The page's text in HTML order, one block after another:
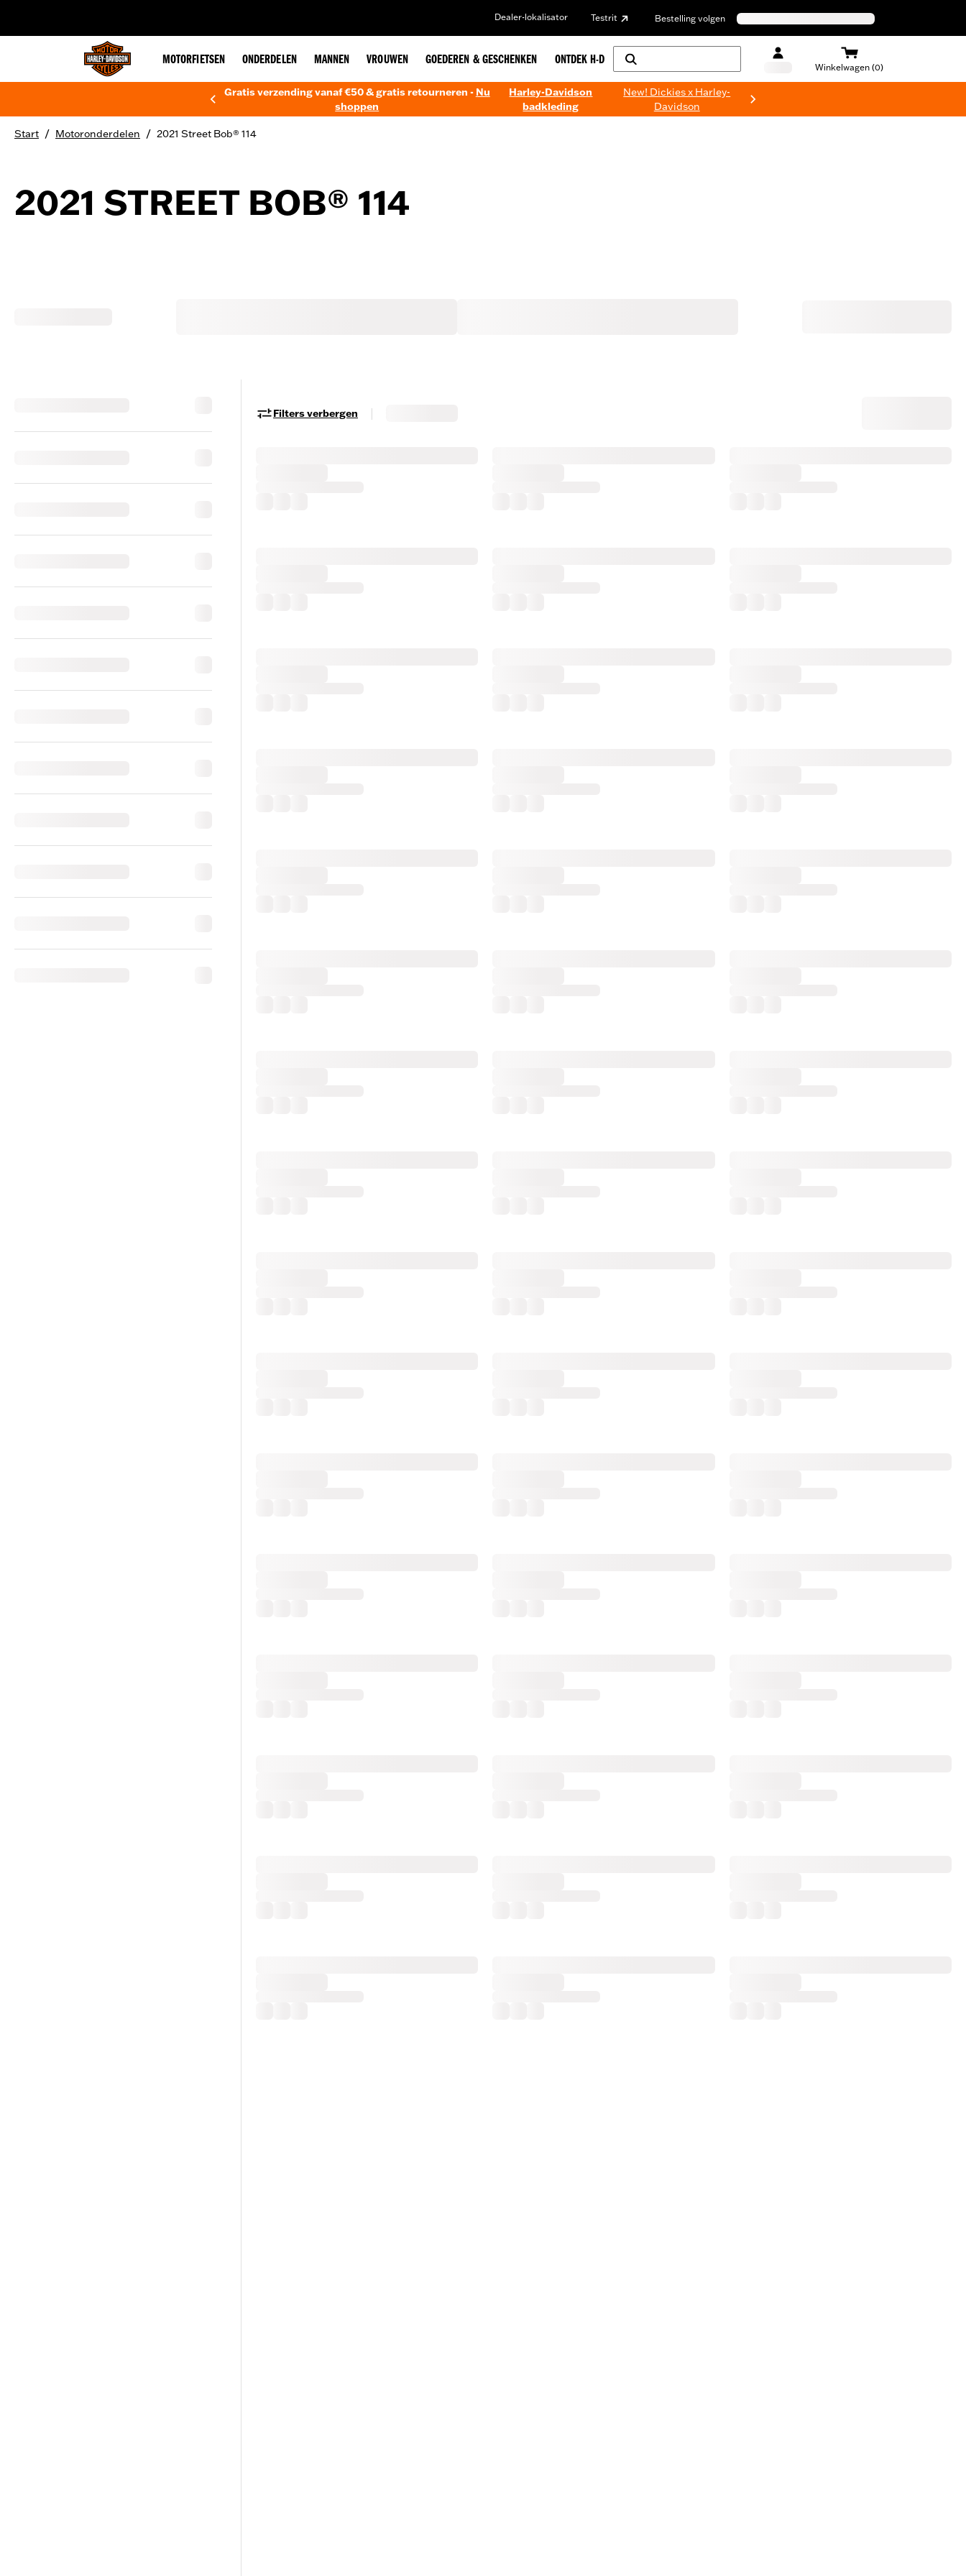
Dealer-lokalisator Testrit Bestelling volgen
MOTORFIETSEN ONDERDELEN MANNEN VROUWEN GOEDEREN & GESCHENKEN ONTDEK H-D
Winkelwagen (0)
Gratis verzending vanaf €50 & gratis retourneren - Nu
shoppen
Harley-Davidson
badkleding
New! Dickies x Harley-
Davidson
Start / Motoronderdelen / 2021 Street Bob® 114
2021 STREET BOB® 114
Filters verbergen